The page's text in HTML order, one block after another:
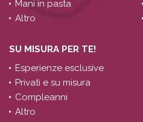
Mani in pasta
Altro
SU MISURA PER TE!
Esperienze esclusive
Privati e su misura
Compleanni
Altro